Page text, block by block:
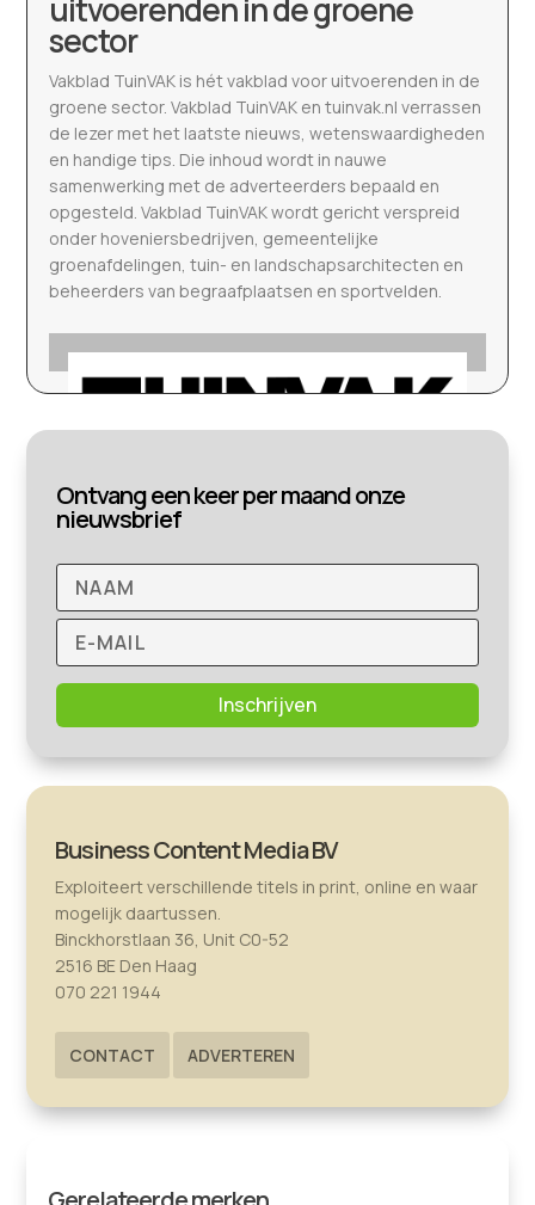
uitvoerenden in de groene
sector
Vakblad TuinVAK is hét vakblad voor uitvoerenden in de
groene sector. Vakblad TuinVAK en tuinvak.nl verrassen
de lezer met het laatste nieuws, wetenswaardigheden
en handige tips. Die inhoud wordt in nauwe
samenwerking met de adverteerders bepaald en
opgesteld. Vakblad TuinVAK wordt gericht verspreid
onder hoveniersbedrijven, gemeentelijke
groenafdelingen, tuin- en landschapsarchitecten en
beheerders van begraafplaatsen en sportvelden.
Ontvang een keer per maand onze
nieuwsbrief
Inschrijven
Business Content Media BV
Exploiteert verschillende titels in print, online en waar
mogelijk daartussen.
Binckhorstlaan 36, Unit C0-52
2516 BE Den Haag
070 221 1944
CONTACT ADVERTEREN